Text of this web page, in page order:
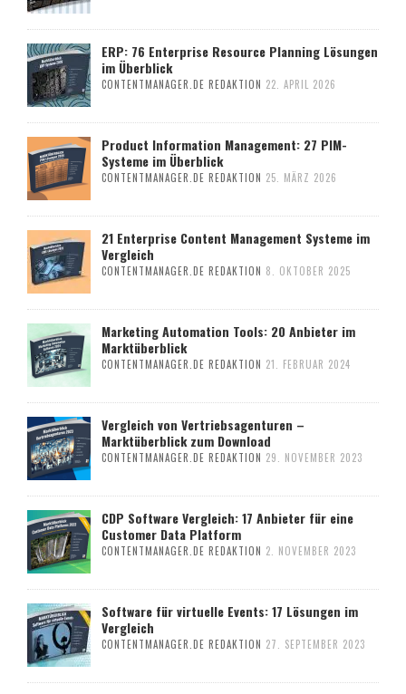
ERP: 76 Enterprise Resource Planning Lösungen
im Überblick
CONTENTMANAGER.DE REDAKTION 22. APRIL 2026
Product Information Management: 27 PIM-
Systeme im Überblick
CONTENTMANAGER.DE REDAKTION 25. MÄRZ 2026
21 Enterprise Content Management Systeme im
Vergleich
CONTENTMANAGER.DE REDAKTION 8. OKTOBER 2025
Marketing Automation Tools: 20 Anbieter im
Marktüberblick
CONTENTMANAGER.DE REDAKTION 21. FEBRUAR 2024
Vergleich von Vertriebsagenturen –
Marktüberblick zum Download
CONTENTMANAGER.DE REDAKTION 29. NOVEMBER 2023
CDP Software Vergleich: 17 Anbieter für eine
Customer Data Platform
CONTENTMANAGER.DE REDAKTION 2. NOVEMBER 2023
Software für virtuelle Events: 17 Lösungen im
Vergleich
CONTENTMANAGER.DE REDAKTION 27. SEPTEMBER 2023